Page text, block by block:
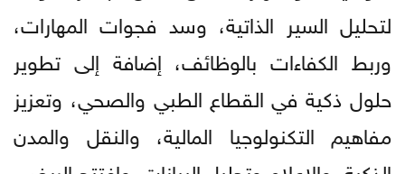
لتحليل السير الذاتية، وسد فجوات المهارات،
وربط الكفاءات بالوظائف، إضافة إلى تطوير
حلول ذكية في القطاع الطبي والصحي، وتعزيز
مفاهيم التكنولوجيا المالية، والنقل والمدن